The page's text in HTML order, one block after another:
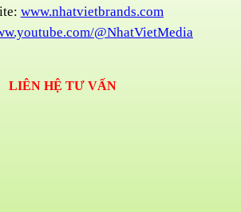
www.nhatvietbrands.com
@NhatVietMedia
LIÊN HỆ TƯ VẤN